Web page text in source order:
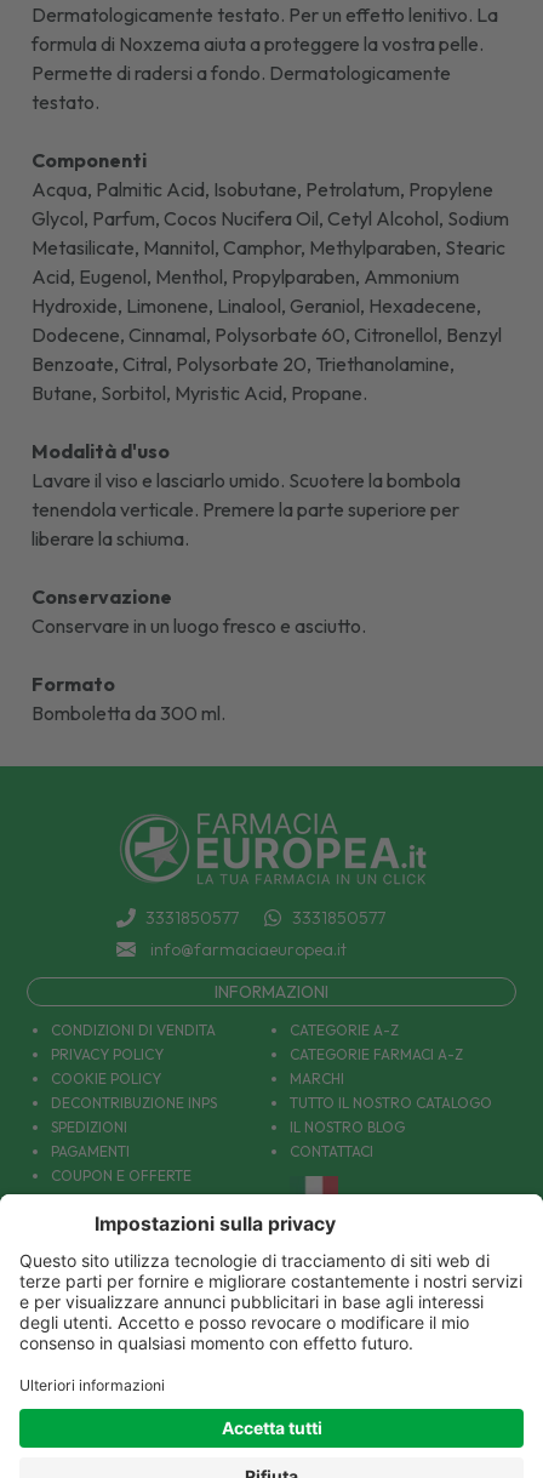
Dermatologicamente testato. Per un effetto lenitivo. La
formula di Noxzema aiuta a proteggere la vostra pelle.
Permette di radersi a fondo. Dermatologicamente
testato.
Componenti
Acqua, Palmitic Acid, Isobutane, Petrolatum, Propylene
Glycol, Parfum, Cocos Nucifera Oil, Cetyl Alcohol, Sodium
Metasilicate, Mannitol, Camphor, Methylparaben, Stearic
Acid, Eugenol, Menthol, Propylparaben, Ammonium
Hydroxide, Limonene, Linalool, Geraniol, Hexadecene,
Dodecene, Cinnamal, Polysorbate 60, Citronellol, Benzyl
Benzoate, Citral, Polysorbate 20, Triethanolamine,
Butane, Sorbitol, Myristic Acid, Propane.
Modalità d'uso
Lavare il viso e lasciarlo umido. Scuotere la bombola
tenendola verticale. Premere la parte superiore per
liberare la schiuma.
Conservazione
Conservare in un luogo fresco e asciutto.
Formato
Bomboletta da 300 ml.
3331850577
3331850577
info@farmaciaeuropea.it
INFORMAZIONI
CONDIZIONI DI VENDITA
PRIVACY POLICY
COOKIE POLICY
DECONTRIBUZIONE INPS
SPEDIZIONI
PAGAMENTI
COUPON E OFFERTE
PATOLOGIE: CAUSE E RIMEDI
CATEGORIE A-Z
CATEGORIE FARMACI A-Z
MARCHI
TUTTO IL NOSTRO CATALOGO
IL NOSTRO BLOG
CONTATTACI
DIVENTIAMO AMICI!
Parafarmacia Europea Srl - Via Petraro 380- 80050 Santa Maria la Carità (NA) - P.IVA10677001215